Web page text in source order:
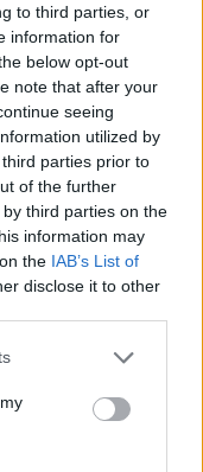
to third parties, or
information for
below opt-out
note that after your
seeing
utilized by
parties prior to
of the further
third parties on the
information may
the IAB’s List of
disclose it to other
ich zur Probe das
der
auf die
geblieben ist .
sich also
bearbeitet:3 Mai 2026